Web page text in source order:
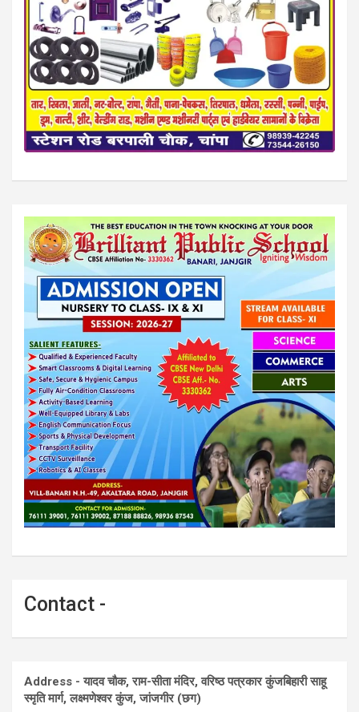
Contact -
Address - यादव चौक, राम-सीता मंदिर, वरिष्ठ पत्रकार कुंजबिहारी साहू
स्मृति मार्ग, लक्ष्मणेश्वर कुंज, जांजगीर (छग)